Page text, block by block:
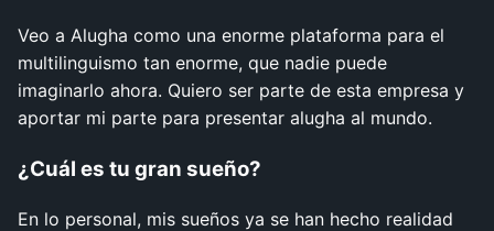
Veo a Alugha como una enorme plataforma para el
multilinguismo tan enorme, que nadie puede
imaginarlo ahora. Quiero ser parte de esta empresa y
aportar mi parte para presentar alugha al mundo.
¿Cuál es tu gran sueño?
En lo personal, mis sueños ya se han hecho realidad